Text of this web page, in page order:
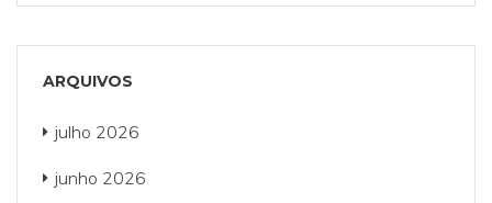
ARQUIVOS
julho 2026
junho 2026